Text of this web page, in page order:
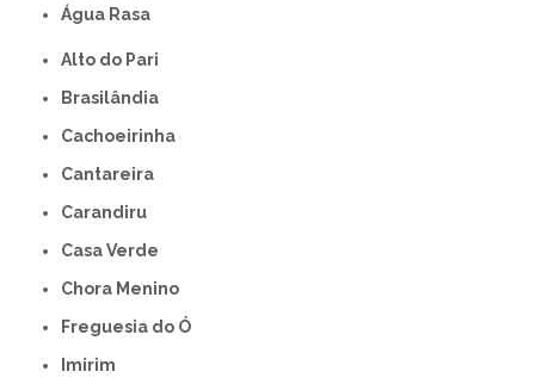
Água Rasa
Alto do Pari
Brasilândia
Cachoeirinha
Cantareira
Carandiru
Casa Verde
Chora Menino
Freguesia do Ó
Imirim